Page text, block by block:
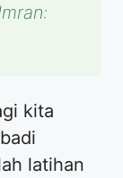
kita
latihan